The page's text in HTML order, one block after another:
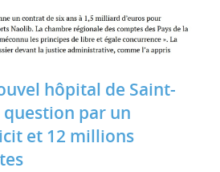
hôpital de Saint-
par un
et 12 millions